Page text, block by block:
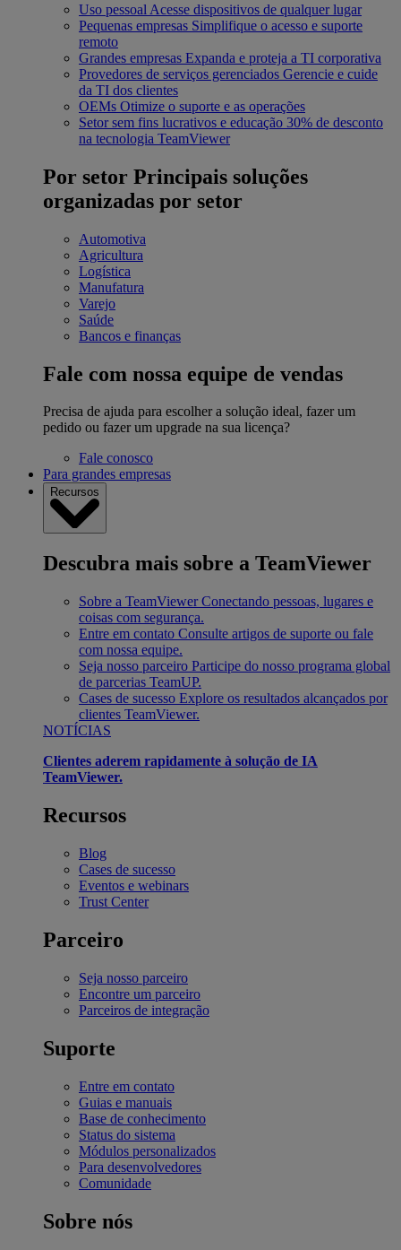
Uso pessoal Acesse dispositivos de qualquer lugar
Pequenas empresas Simplifique o acesso e suporte
remoto
Grandes empresas Expanda e proteja a TI corporativa
Provedores de serviços gerenciados Gerencie e cuide
da TI dos clientes
OEMs Otimize o suporte e as operações
Setor sem fins lucrativos e educação 30% de desconto
na tecnologia TeamViewer
Por setor Principais soluções
organizadas por setor
Automotiva
Agricultura
Logística
Manufatura
Varejo
Saúde
Bancos e finanças
Fale com nossa equipe de vendas
Precisa de ajuda para escolher a solução ideal, fazer um
pedido ou fazer um upgrade na sua licença?
Fale conosco
Para grandes empresas
Recursos
Descubra mais sobre a TeamViewer
Sobre a TeamViewer Conectando pessoas, lugares e
coisas com segurança.
Entre em contato Consulte artigos de suporte ou fale
com nossa equipe.
Seja nosso parceiro Participe do nosso programa global
de parcerias TeamUP.
Cases de sucesso Explore os resultados alcançados por
clientes TeamViewer.
NOTÍCIAS
Clientes aderem rapidamente à solução de IA
TeamViewer.
Recursos
Blog
Cases de sucesso
Eventos e webinars
Trust Center
Parceiro
Seja nosso parceiro
Encontre um parceiro
Parceiros de integração
Suporte
Entre em contato
Guias e manuais
Base de conhecimento
Status do sistema
Módulos personalizados
Para desenvolvedores
Comunidade
Sobre nós